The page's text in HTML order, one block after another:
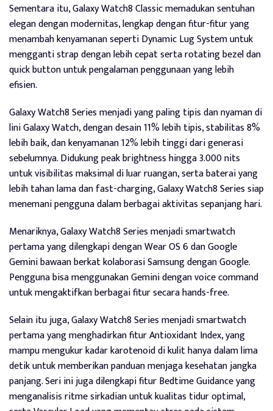
Sementara itu, Galaxy Watch8 Classic memadukan sentuhan
elegan dengan modernitas, lengkap dengan fitur-fitur yang
menambah kenyamanan seperti Dynamic Lug System untuk
mengganti strap dengan lebih cepat serta rotating bezel dan
quick button untuk pengalaman penggunaan yang lebih
efisien.
Galaxy Watch8 Series menjadi yang paling tipis dan nyaman di
lini Galaxy Watch, dengan desain 11% lebih tipis, stabilitas 8%
lebih baik, dan kenyamanan 12% lebih tinggi dari generasi
sebelumnya. Didukung peak brightness hingga 3.000 nits
untuk visibilitas maksimal di luar ruangan, serta baterai yang
lebih tahan lama dan fast-charging, Galaxy Watch8 Series siap
menemani pengguna dalam berbagai aktivitas sepanjang hari.
Menariknya, Galaxy Watch8 Series menjadi smartwatch
pertama yang dilengkapi dengan Wear OS 6 dan Google
Gemini bawaan berkat kolaborasi Samsung dengan Google.
Pengguna bisa menggunakan Gemini dengan voice command
untuk mengaktifkan berbagai fitur secara hands-free.
Selain itu juga, Galaxy Watch8 Series menjadi smartwatch
pertama yang menghadirkan fitur Antioxidant Index, yang
mampu mengukur kadar karotenoid di kulit hanya dalam lima
detik untuk memberikan panduan menjaga kesehatan jangka
panjang. Seri ini juga dilengkapi fitur Bedtime Guidance yang
menganalisis ritme sirkadian untuk kualitas tidur optimal,